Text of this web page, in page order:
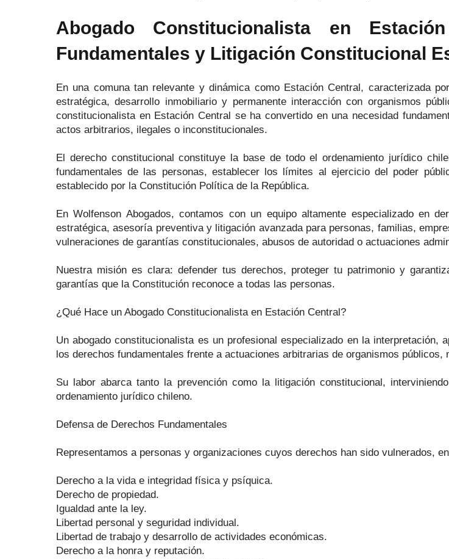
Abogado Constitucionalista en
Fundamentales y Litigación Constitucional
En una comuna tan relevante y dinámica como Estación Central, caracterizada
estratégica, desarrollo inmobiliario y permanente interacción con organismos
constitucionalista en Estación Central se ha convertido en una necesidad
actos arbitrarios, ilegales o inconstitucionales.
El derecho constitucional constituye la base de todo el ordenamiento jurídico
fundamentales de las personas, establecer los límites al ejercicio del poder
establecido por la Constitución Política de la República.
En Wolfenson Abogados, contamos con un equipo altamente especializado en
estratégica, asesoría preventiva y litigación avanzada para personas, familias,
vulneraciones de garantías constitucionales, abusos de autoridad o actuaciones
Nuestra misión es clara: defender tus derechos, proteger tu patrimonio y
garantías que la Constitución reconoce a todas las personas.
¿Qué Hace un Abogado Constitucionalista en Estación Central?
Un abogado constitucionalista es un profesional especializado en la
los derechos fundamentales frente a actuaciones arbitrarias de organismos
Su labor abarca tanto la prevención como la litigación constitucional,
ordenamiento jurídico chileno.
Defensa de Derechos Fundamentales
Representamos a personas y organizaciones cuyos derechos han sido vulnerados,
Derecho a la vida e integridad física y psíquica.
Derecho de propiedad.
Igualdad ante la ley.
Libertad personal y seguridad individual.
Libertad de trabajo y desarrollo de actividades económicas.
Derecho a la honra y reputación.